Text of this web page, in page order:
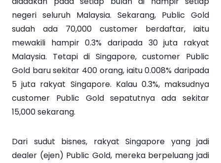
negeri seluruh Malaysia. Sekarang, Public Gold
sudah ada 70,000 customer berdaftar, iaitu
mewakili hampir 0.3% daripada 30 juta rakyat
Malaysia. Tetapi di Singapore, customer Public
Gold baru sekitar 400 orang, iaitu 0.008% daripada
5 juta rakyat Singapore. Kalau 0.3%, maksudnya
customer Public Gold sepatutnya ada sekitar
15,000 sekarang.
Dari sudut bisnes, rakyat Singapore yang jadi
dealer (ejen) Public Gold, mereka berpeluang jadi